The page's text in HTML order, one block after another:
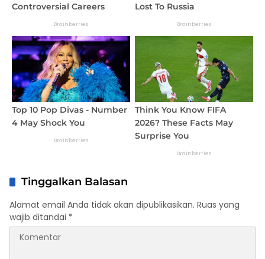
Tinggalkan Balasan
Alamat email Anda tidak akan dipublikasikan. Ruas yang
wajib ditandai *